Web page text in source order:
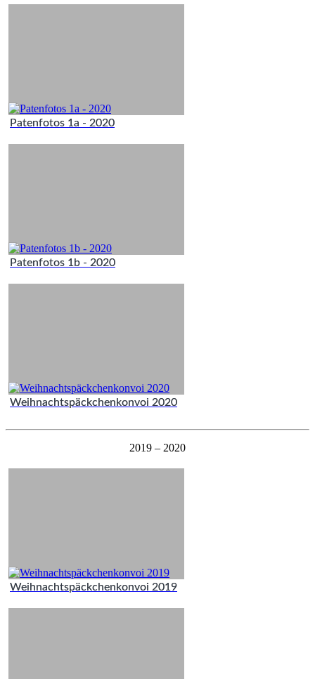
Patenfotos 1a - 2020
Patenfotos 1b - 2020
Weihnachtspäckchenkonvoi 2020
2019 – 2020
Weihnachtspäckchenkonvoi 2019